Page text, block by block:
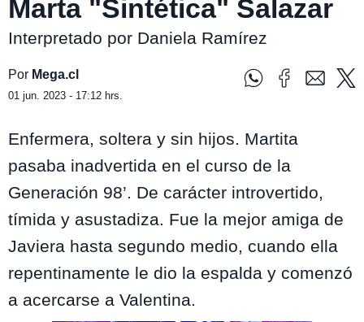
Marta "Sintética" Salazar
Interpretado por Daniela Ramírez
Por Mega.cl
01 jun. 2023 - 17:12 hrs.
Enfermera, soltera y sin hijos. Martita
pasaba inadvertida en el curso de la
Generación 98’. De carácter introvertido,
tímida y asustadiza. Fue la mejor amiga de
Javiera hasta segundo medio, cuando ella
repentinamente le dio la espalda y comenzó
a acercarse a Valentina.